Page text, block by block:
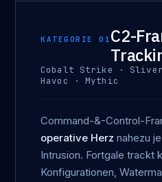
KATEGORIE 01 C2-
Cobalt Strike ·
Havoc · Mythic
Command-&-Control-
operative Herz nahezu
Intrusion. Fortgale trackt
Konfigurationen,